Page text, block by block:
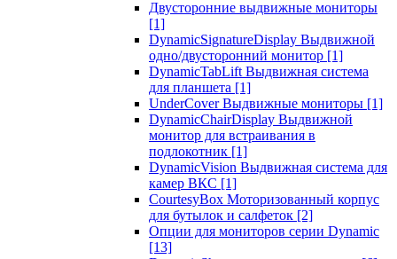
Двусторонние выдвижные мониторы
[1]
DynamicSignatureDisplay Выдвижной
одно/двусторонний монитор [1]
DynamicTabLift Выдвижная система
для планшета [1]
UnderCover Выдвижные мониторы [1]
DynamicChairDisplay Выдвижной
монитор для встраивания в
подлокотник [1]
DynamicVision Выдвижная система для
камер ВКС [1]
CourtesyBox Моторизованный корпус
для бутылок и салфеток [2]
Опции для мониторов серии Dynamic
[13]